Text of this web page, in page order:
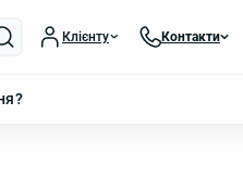
Клієнту Контакти